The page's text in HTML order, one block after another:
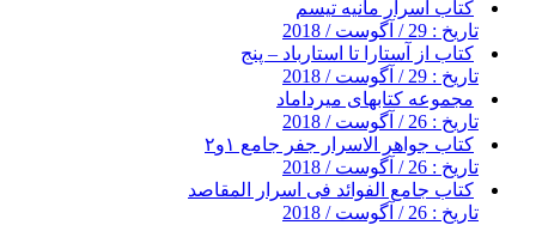
کتاب اسرار مانیه تیسم
تاریخ : 29 / آگوست / 2018
کتاب از آستارا تا استارباد – پنج
تاریخ : 29 / آگوست / 2018
مجموعه کتابهای میرداماد
تاریخ : 26 / آگوست / 2018
کتاب جواهر الاسرار جفر جامع ۱و۲
تاریخ : 26 / آگوست / 2018
کتاب جامع الفوائد فی اسرار المقاصد
تاریخ : 26 / آگوست / 2018